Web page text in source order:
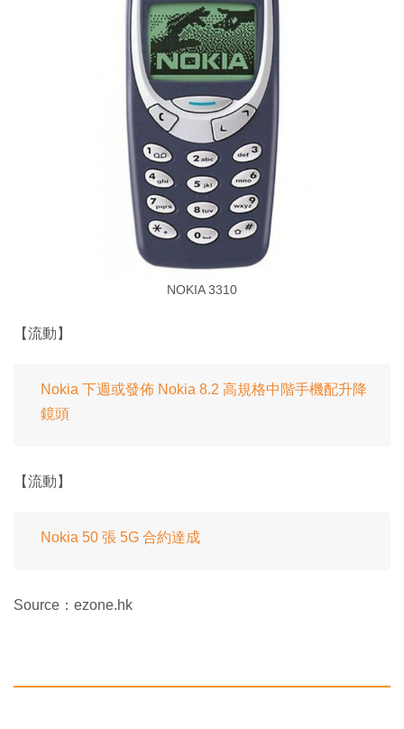
NOKIA 3310
【流動】
Nokia 下週或發佈 Nokia 8.2 高規格中階手機配升降
鏡頭
【流動】
Nokia 50 張 5G 合約達成
Source：ezone.hk